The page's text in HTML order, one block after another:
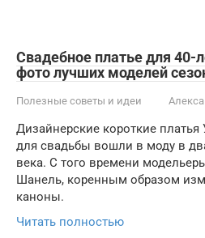
Свадебное платье для 40-
фото лучших моделей
Полезные советы и идеи
Дизайнерские короткие
для свадьбы вошли в моду в
века. С того времени
Шанель, коренным образом
каноны.
Читать полностью